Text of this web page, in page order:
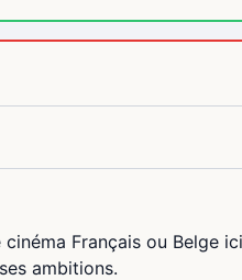
Français ou Belge
ambitions.